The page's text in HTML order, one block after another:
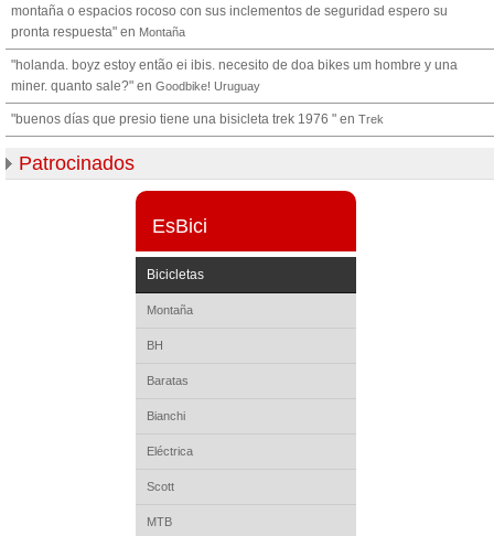
montaña o espacios rocoso con sus inclementos de seguridad espero su
pronta respuesta" en Montaña
"holanda. boyz estoy então ei ibis. necesito de doa bikes um hombre y una
miner. quanto sale?" en Goodbike! Uruguay
"buenos días que presio tiene una bisicleta trek 1976 " en Trek
Patrocinados
EsBici
Bicicletas
Montaña
BH
Baratas
Bianchi
Eléctrica
Scott
MTB